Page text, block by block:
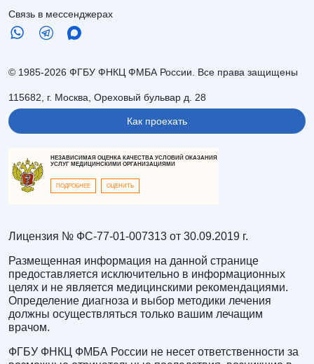
Связь в мессенджерах
© 1985-2026 ФГБУ ФНКЦ ФМБА России. Все права защищены
115682, г. Москва, Ореховый бульвар д. 28
Как проехать
НЕЗАВИСИМАЯ ОЦЕНКА КАЧЕСТВА УСЛОВИЙ ОКАЗАНИЯ
УСЛУГ МЕДИЦИНСКИМИ ОРГАНИЗАЦИЯМИ
ПОДРОБНЕЕ ОЦЕНИТЬ
Лицензия № ФС-77-01-007313 от 30.09.2019 г.
Размещенная информация на данной странице
предоставляется исключительно в информационных
целях и не является медицинскими рекомендациями.
Определение диагноза и выбор методики лечения
должны осуществляться только вашим лечащим
врачом.
ФГБУ ФНКЦ ФМБА России не несет ответственности за